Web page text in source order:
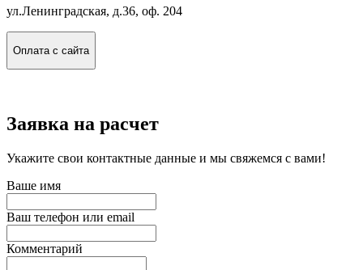
ул.Ленинградская, д.36, оф. 204
Оплата с сайта
Заявка на расчет
Укажите свои контактные данные и мы свяжемся с вами!
Ваше имя
Ваш телефон или email
Комментарий